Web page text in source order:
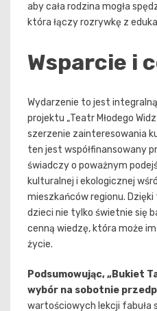
aby cała rodzina mogła
która łączy rozrywkę z
Wsparcie i
Wydarzenie to jest
projektu „Teatr Młodego
szerzenie zainteresowania
ten jest współfinansowany
świadczy o poważnym
kulturalnej i ekologicznej
mieszkańców regionu.
dzieci nie tylko świetnie się
cenną wiedzę, która może
życie.
Podsumowując, „Bukiet
wybór na sobotnie
wartościowych lekcji fabuła